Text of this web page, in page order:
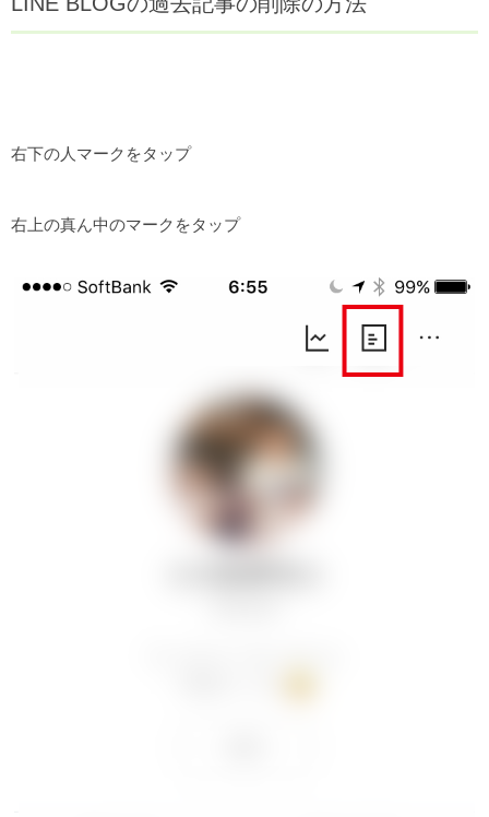
右下の人マークをタップ
右上の真ん中のマークをタップ